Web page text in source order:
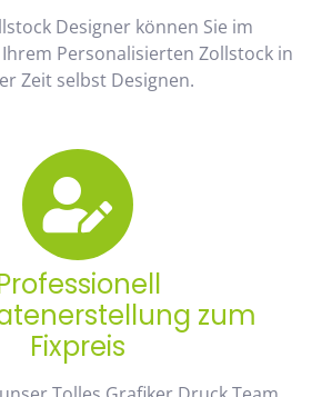
Designer können Sie im
Personalisierten Zollstock in
Zeit selbst Designen.
zum
Fixpreis